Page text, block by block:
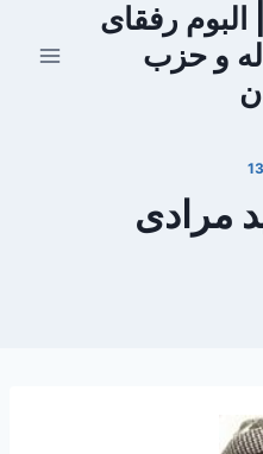
البوم رفقای
و حزب
مرادی